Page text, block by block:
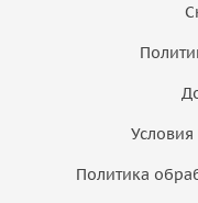
Условия
Политика